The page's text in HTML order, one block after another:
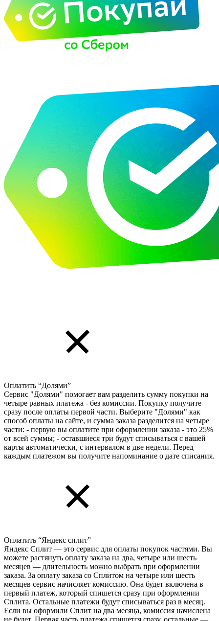
Оплатить “Долями”
Сервис "Долями" помогает вам разделить сумму покупки на
четыре равных платежа - без комиссии. Покупку получите
сразу после оплаты первой части. Выберите "Долями" как
способ оплаты на сайте, и сумма заказа разделится на четыре
части: - первую вы оплатите при оформлении заказа - это 25%
от всей суммы; - оставшиеся три будут списываться с вашей
карты автоматически, с интервалом в две недели. Перед
каждым платежом вы получите напоминание о дате списания.
Оплатить “Яндекс сплит”
Яндекс Cплит — это сервис для оплаты покупок частями. Вы
можете растянуть оплату заказа на два, четыре или шесть
месяцев — длительность можно выбрать при оформлении
заказа. За оплату заказа со Сплитом на четыре или шесть
месяцев сервис начисляет комиссию. Она будет включена в
первый платеж, который спишется сразу при оформлении
Сплита. Остальные платежи будут списываться раз в месяц.
Если вы оформили Сплит на два месяца, комиссия начислена
не будет. Первая часть платежа спишется сразу, остальные —